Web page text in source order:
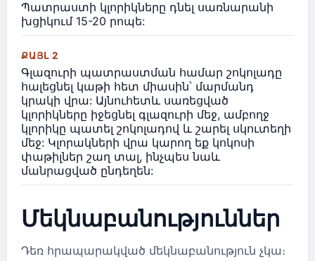
Պատրաստի կլորիկները դնել սառնարանի
խցիկում 15-20 րոպե:
ՔԱՅԼ 2
Գլազուրի պատրաստման համար շոկոլադը
հալեցնել կաթի հետ միասին՝ մարմանդ
կրակի վրա: Այնուհետև սառեցված
կլորիկները իջեցնել գլազուրի մեջ, ամբողջ
կլորիկը պատել շոկոլադով և շարել սկուտեղի
մեջ: Կլորակների վրա կարող եք կոկոսի
փաթիլներ շաղ տալ, ինչպես նաև
մանրացված ընդեղեն:
Մեկնաբանություններ
Դեռ հրապարակված մեկնաբանություն չկա։